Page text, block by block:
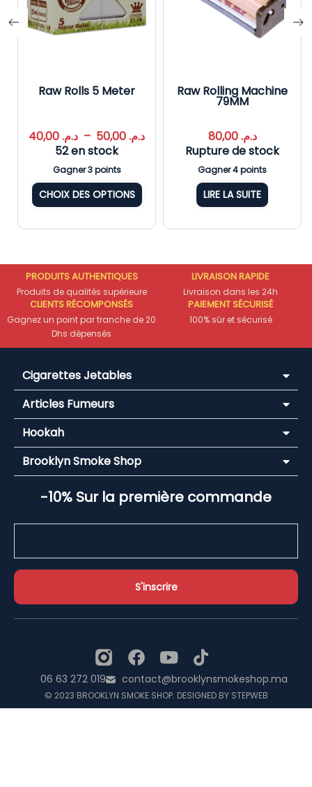
Raw Rolls 5 Meter
د.م. – د.م.
52 en stock
Gagner 3 points
CHOIX DES OPTIONS
Raw Rolling Machine
79MM
د.م.80,00
Rupture de stock
Gagner 4 points
LIRE LA SUITE
PRODUITS AUTHENTIQUES
Produits de qualités supérieure
LIVRAISON RAPIDE
Livraison dans les 24h
CLIENTS RÉCOMPONSÉS
Gagnez un point par tranche de 20
Dhs dépensés
PAIEMENT SÉCURISÉ
100% sûr et sécurisé
Cigarettes Jetables
Articles Fumeurs
Hookah
Brooklyn Smoke Shop
-10% Sur la première commande
© 2023 BROOKLYN SMOKE SHOP. DESIGNED BY STEPWEB
06 63 272 019 contact@brooklynsmokeshop.ma